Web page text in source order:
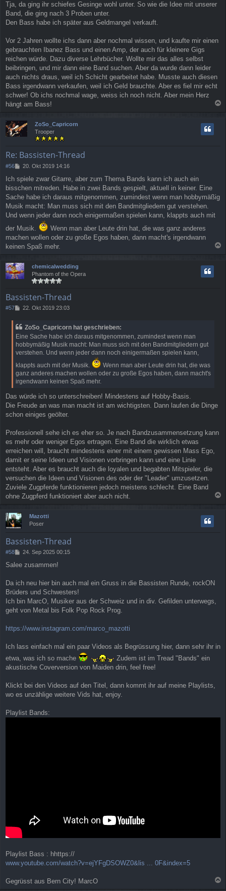
Tja, da ging ihr schiefes Gesinge wohl unter. So wie die Idee mit unserer
Band, die ging nach 3 Proben unter.
Den Bass habe ich später aus Geldmangel verkauft.
Vor 2 Jahren wollte ichs dann aber nochmal wissen, und kaufte mir einen
gebrauchten Ibanez Bass und einen Amp, der auch für kleinere Gigs
reichen würde. Dazu diverse Lehrbücher. Wollte mir das alles selbst
beibringen, und mir dann eine Band suchen. Aber da wurde dann leider
auch nichts draus, weil ich Schicht gearbeitet habe. Musste auch diesen
Bass irgendwann verkaufen, weil ich Geld brauchte. Aber es fiel mir echt
schwer! Ob ichs nochmal wage, weiss ich noch nicht. Aber mein Herz
hängt am Bass!
ZoSo_Capricorn
Trooper
Re: Bassisten-Thread
#56
B
i
t
r
a
20. Okt 2019 14:16
Ich spiele zwar Gitarre, aber zum Thema Bands kann ich auch ein
bisschen mitreden. Habe in zwei Bands gespielt, aktuell in keiner. Eine
Sache habe ich daraus mitgenommen, zumindest wenn man hobbymäßig
Musik macht: Man muss sich mit den Bandmitgliedern gut verstehen.
Und wenn jeder dann noch einigermaßen spielen kann, klappts auch mit
der Musik.
Wenn man aber Leute drin hat, die was ganz anderes
machen wollen oder zu große Egos haben, dann macht's irgendwann
keinen Spaß mehr.
a
chemicalwedding
Phantom of the Opera
Bassisten-Thread
#57
B
t
r
a
g
22. Okt 2019 23:03
ZoSo_Capricorn hat geschrieben:
Eine Sache habe ich daraus mitgenommen, zumindest wenn man
hobbymäßig Musik macht: Man muss sich mit den Bandmitgliedern gut
verstehen. Und wenn jeder dann noch einigermaßen spielen kann,
klappts auch mit der Musik.
Wenn man aber Leute drin hat, die was
ganz anderes machen wollen oder zu große Egos haben, dann macht's
irgendwann keinen Spaß mehr.
Das würde ich so unterschreiben! Mindestens auf Hobby-Basis.
Die Freude an was man macht ist am wichtigsten. Dann laufen die Dinge
schon einiges geölter.
Professionell sehe ich es eher so. Je nach Bandzusammensetzung kann
es mehr oder weniger Egos ertragen. Eine Band die wirklich etwas
erreichen will, braucht mindestens einer mit einem gewissen Mass Ego,
damit er seine Ideen und Visionen vorbringen kann und eine Linie
entsteht. Aber es braucht auch die loyalen und begabten Mitspieler, die
versuchen die Ideen und Visionen des oder der "Leader" umzusetzen.
Zuviele Zugpferde funktionieren jedoch meistens schlecht. Eine Band
ohne Zugpferd funktioniert aber auch nicht.
Mazotti
Poser
Bassisten-Thread
#58
B
i
r
24. Sep 2025 00:15
Salee zusammen!
Da ich neu hier bin auch mal ein Gruss in die Bassisten Runde, rockON
Brüders und Schwesters!
Ich bin MarcO, Musiker aus der Schweiz und in div. Gefilden unterwegs,
geht von Metal bis Folk Pop Rock Prog.
https://www.instagram.com/marco_mazotti
Ich lass einfach mal ein paar Videos als Begrüssung hier, dann sehr ihr in
etwa, was ich so mache
Zudem ist im Tread "Bands" ein
akustische Coverversion von Maiden drin, feel free!
Klickt bei den Videos auf den Titel, dann kommt ihr auf meine Playlists,
wo es unzählige weitere Vids hat, enjoy.
Playlist Bands:
Playlist Bass : hhttps://
www.youtube.com/watch?v=ejYFgDSOWZ0&lis ... 0F&index=5
Gegrüsst aus Bern City! MarcO
a